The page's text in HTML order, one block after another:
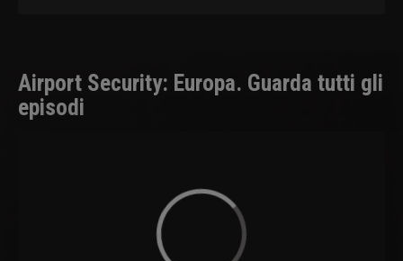
Airport Security: Europa. Guarda tutti gli
episodi